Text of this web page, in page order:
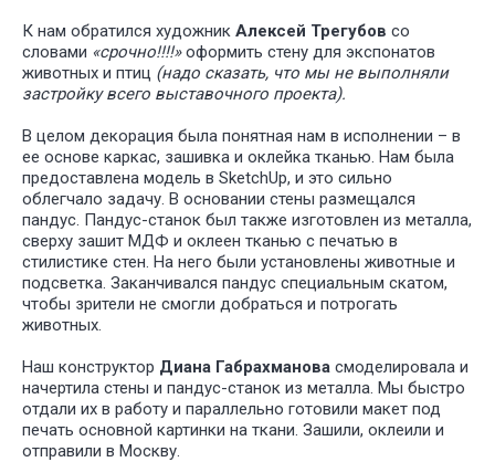
К нам обратился художник Алексей Трегубов со
словами «срочно!!!!»оформить стену для экспонатов
животных и птиц (надо сказать, что мы не выполняли
застройку всего выставочного проекта).
В целом декорация была понятная нам в исполнении – в
ее основе каркас, зашивка и оклейка тканью. Нам была
предоставлена модель в SketchUp, и это сильно
облегчало задачу. В основании стены размещался
пандус. Пандус-станок был также изготовлен из металла,
сверху зашит МДФ и оклеен тканью с печатью в
стилистике стен. На него были установлены животные и
подсветка. Заканчивался пандус специальным скатом,
чтобы зрители не смогли добраться и потрогать
животных.
Наш конструктор Диана Габрахманова смоделировала и
начертила стены и пандус-станок из металла. Мы быстро
отдали их в работу и параллельно готовили макет под
печать основной картинки на ткани. Зашили, оклеили и
отправили в Москву.